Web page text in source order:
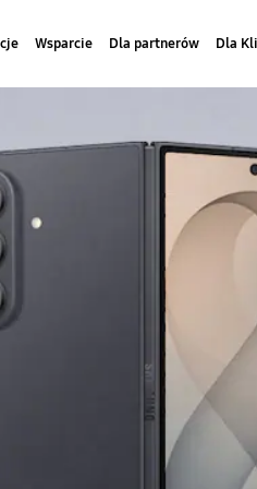
Wsparcie Dla partnerów Dla